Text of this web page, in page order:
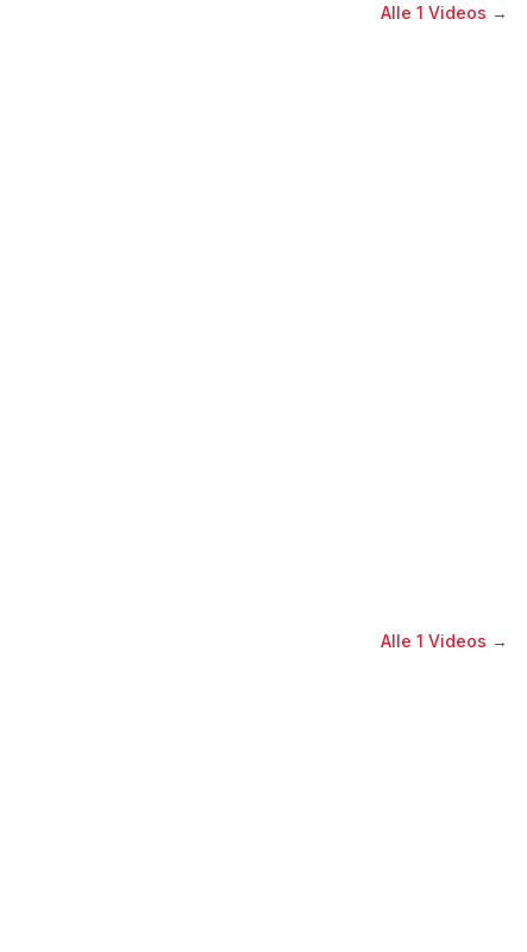
Alle 1 Videos →
Alle 1 Videos →